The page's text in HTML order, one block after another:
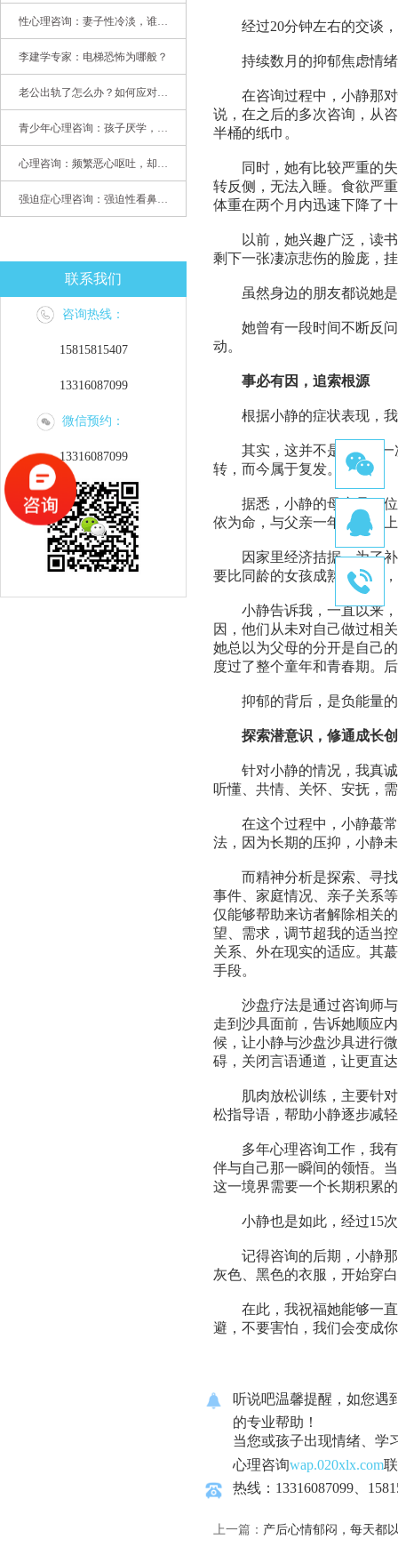
性心理咨询：妻子性冷淡，谁之过
李建学专家：电梯恐怖为哪般？
老公出轨了怎么办？如何应对老公出轨？——婚姻心理专家为您支招
青少年心理咨询：孩子厌学，整天沉迷手机，网络成瘾，怎么办?
心理咨询：频繁恶心呕吐，却无身体异常
强迫症心理咨询：强迫性看鼻尖，害我无法学习
联系我们
咨询热线：
15815815407
13316087099
微信预约：
13316087099
经过20分钟左右的交谈，
持续数月的抑郁焦虑情绪
在咨询过程中，小静那对
说，在之后的多次咨询，从
半桶的纸巾。
同时，她有比较严重的失
转反侧，无法入睡。食欲严
体重在两个月内迅速下降了
以前，她兴趣广泛，读书
剩下一张凄凉悲伤的脸庞，
虽然身边的朋友都说她是
她曾有一段时间不断反问
动。
事必有因，追索根源
根据小静的症状表现，我
其实，这并不是小静D一
转，而今属于复发。
据悉，小静的母亲是一位
依为命，与父亲一年难得见
因家里经济拮据，为了补
要比同龄的女孩成熟、世故
小静告诉我，一直以来，
因，他们从未对自己做过相
她总以为父母的分开是自己
度过了整个童年和青春期。
抑郁的背后，是负能量的
探索潜意识，修通成长
针对小静的情况，我真诚
听懂、共情、关怀、安抚，
在这个过程中，小静蕞常
法，因为长期的压抑，小静
而精神分析是探索、寻找
事件、家庭情况、亲子关系
仅能够帮助来访者解除相关
望、需求，调节超我的适当
关系、外在现实的适应。其
手段。
沙盘疗法是通过咨询师与
走到沙具面前，告诉她顺应
候，让小静与沙盘沙具进行
碍，关闭言语通道，让更直
肌肉放松训练，主要针对
松指导语，帮助小静逐步减
多年心理咨询工作，我有
伴与自己那一瞬间的领悟。
这一境界需要一个长期积累
小静也是如此，经过15次
记得咨询的后期，小静那
灰色、黑色的衣服，开始穿
在此，我祝福她能够一直
避，不要害怕，我们会变成
听说吧温馨提醒，如您遇
的专业帮助！
当您或孩子出现情绪、学
心理咨询wap.020xlx.com
热线：13316087099、
上一篇： 产后心情郁闷，每天都